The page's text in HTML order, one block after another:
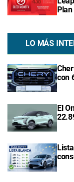
LO MÁS
con
El